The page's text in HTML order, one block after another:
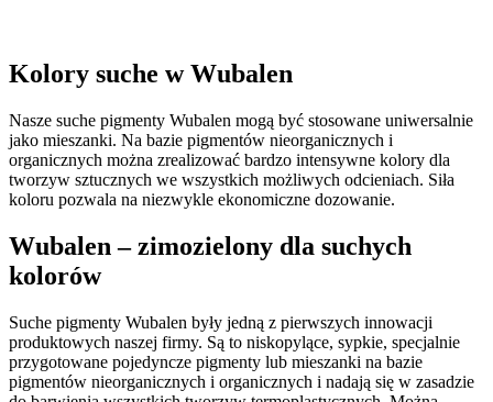
Kolory suche w Wubalen
Nasze suche pigmenty Wubalen mogą być stosowane uniwersalnie
jako mieszanki. Na bazie pigmentów nieorganicznych i
organicznych można zrealizować bardzo intensywne kolory dla
tworzyw sztucznych we wszystkich możliwych odcieniach. Siła
koloru pozwala na niezwykle ekonomiczne dozowanie.
Wubalen – zimozielony dla suchych
kolorów
Suche pigmenty Wubalen były jedną z pierwszych innowacji
produktowych naszej firmy. Są to niskopylące, sypkie, specjalnie
przygotowane pojedyncze pigmenty lub mieszanki na bazie
pigmentów nieorganicznych i organicznych i nadają się w zasadzie